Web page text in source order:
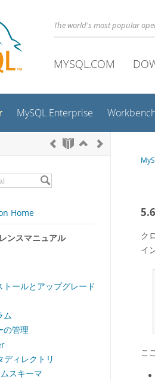
The world's most popular
MYSQL.COM
MySQL Enterprise Workbench
Home
ンスマニュアル
トールとアップグレード
ム
の管理
ディレクトリ
スキーマ
ク
イ
こ